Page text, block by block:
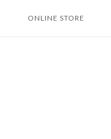
ONLINE STORE